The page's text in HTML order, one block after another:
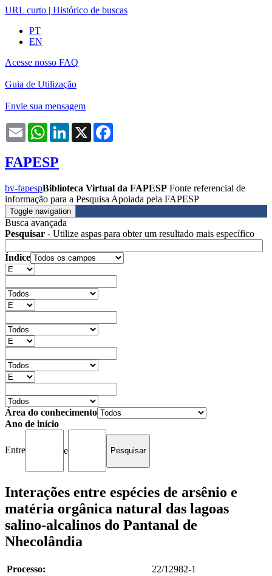
URL curto | Histórico de buscas
PT
EN
Acesse nosso FAQ
Guia de Utilização
Envie sua mensagem
Email WhatsAppLinkedIn
X
FAPESP
bv-fapespBiblioteca Virtual da FAPESP Fonte referencial de
informação para a Pesquisa Apoiada pela FAPESP
Toggle navigation
Busca avançada
Pesquisar - Utilize aspas para obter um resultado mais específico
Índice
Área do conhecimento
Ano de início
Entre e
Interações entre espécies de arsênio e
matéria orgânica natural das lagoas
salino-alcalinos do Pantanal de
Nhecolândia
Processo:
22/12982-1